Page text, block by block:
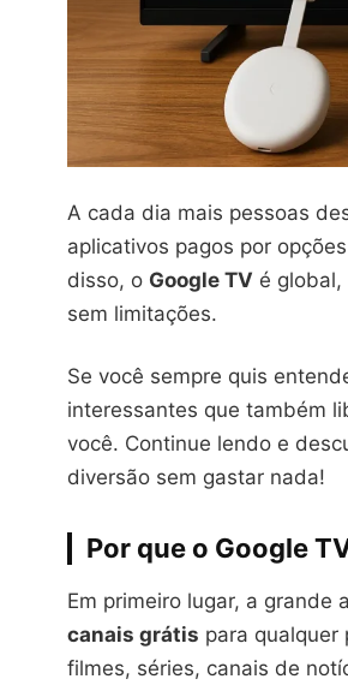
A cada dia mais pessoas
aplicativos pagos por
disso, o Google TV é
sem limitações.
Se você sempre quis
interessantes que também
você. Continue lendo e
diversão sem gastar nada!
Por que o Google
Em primeiro lugar, a grande
canais grátis para qualquer
filmes, séries, canais de